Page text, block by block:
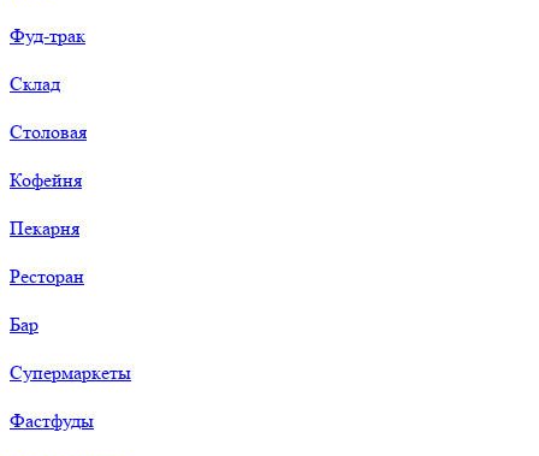
Фуд-трак
Склад
Столовая
Кофейня
Пекарня
Ресторан
Бар
Супермаркеты
Фастфуды